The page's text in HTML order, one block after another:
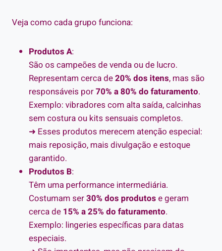
Veja como cada grupo funciona:
Produtos A:
São os campeões de venda ou de lucro.
Representam cerca de20% dos itens, mas são
responsáveis por70% a 80% do faturamento.
Exemplo: vibradores com alta saída, calcinhas
sem costura ou kits sensuais completos.
➜ Esses produtos merecem atenção especial:
mais reposição, mais divulgação e estoque
garantido.
Produtos B:
Têm uma performance intermediária.
Costumam ser30% dos produtos e geram
cerca de 15% a 25% do faturamento.
Exemplo: lingeries específicas para datas
especiais.